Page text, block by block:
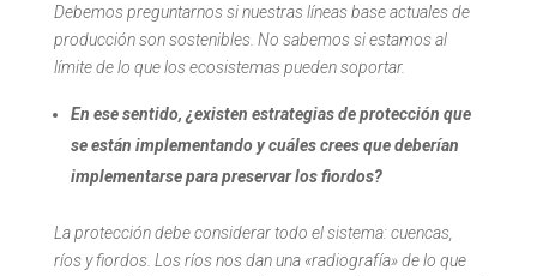
Debemos preguntarnos si nuestras líneas base actuales de
producción son sostenibles. No sabemos si estamos al
límite de lo que los ecosistemas pueden soportar.
En ese sentido, ¿existen estrategias de protección que
se están implementando y cuáles crees que deberían
implementarse para preservar los fiordos?
La protección debe considerar todo el sistema: cuencas,
ríos y fiordos. Los ríos nos dan una «radiografía» de lo que